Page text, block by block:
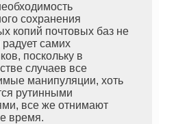
сохранения
копий почтовых баз не
самих
поскольку в
случаев все
манипуляции, хоть
рутинными
все же отнимают
время.